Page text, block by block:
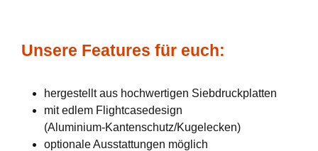
Unsere Features für euch:
hergestellt aus hochwertigen Siebdruckplatten
mit edlem Flightcasedesign
(Aluminium-Kantenschutz/Kugelecken)
optionale Ausstattungen möglich